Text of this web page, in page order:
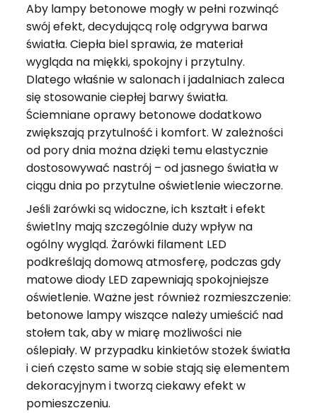
Aby lampy betonowe mogły w pełni rozwinąć
swój efekt, decydującą rolę odgrywa barwa
światła. Ciepła biel sprawia, że materiał
wygląda na miękki, spokojny i przytulny.
Dlatego właśnie w salonach i jadalniach zaleca
się stosowanie ciepłej barwy światła.
Ściemniane oprawy betonowe dodatkowo
zwiększają przytulność i komfort. W zależności
od pory dnia można dzięki temu elastycznie
dostosowywać nastrój – od jasnego światła w
ciągu dnia po przytulne oświetlenie wieczorne.
Jeśli żarówki są widoczne, ich kształt i efekt
świetlny mają szczególnie duży wpływ na
ogólny wygląd. Żarówki filament LED
podkreślają domową atmosferę, podczas gdy
matowe diody LED zapewniają spokojniejsze
oświetlenie. Ważne jest również rozmieszczenie:
betonowe lampy wiszące należy umieścić nad
stołem tak, aby w miarę możliwości nie
oślepiały. W przypadku kinkietów stożek światła
i cień często same w sobie stają się elementem
dekoracyjnym i tworzą ciekawy efekt w
pomieszczeniu.